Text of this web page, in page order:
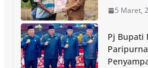
5 Maret,
Pj Bupati